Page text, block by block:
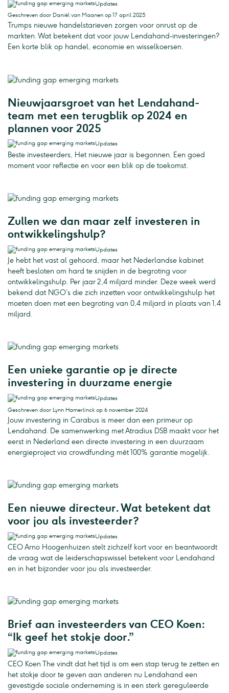
Updates
Geschreven door Daniël van Maanen op 17 april 2025
Trumps nieuwe handelstarieven zorgen voor onrust op de
markten. Wat betekent dat voor jouw Lendahand-investeringen?
Een korte blik op handel, economie en wisselkoersen.
Nieuwjaarsgroet van het Lendahand-
team met een terugblik op 2024 en
plannen voor 2025
Updates
Beste investeerders, Het nieuwe jaar is begonnen. Een goed
moment voor reflectie en voor een blik op de toekomst.
Zullen we dan maar zelf investeren in
ontwikkelingshulp?
Updates
Je hebt het vast al gehoord, maar het Nederlandse kabinet
heeft besloten om hard te snijden in de begroting voor
ontwikkelingshulp. Per jaar 2,4 miljard minder. Deze week werd
bekend dat NGO’s die zich inzetten voor ontwikkelingshulp het
moeten doen met een begroting van 0,4 miljard in plaats van 1,4
miljard.
Een unieke garantie op je directe
investering in duurzame energie
Updates
Geschreven door Lynn Hamerlinck op 6 november 2024
Jouw investering in Carabus is meer dan een primeur op
Lendahand. De samenwerking met Atradius DSB maakt voor het
eerst in Nederland een directe investering in een duurzaam
energieproject via crowdfunding mét 100% garantie mogelijk.
Een nieuwe directeur. Wat betekent dat
voor jou als investeerder?
Updates
CEO Arno Hoogenhuizen stelt zichzelf kort voor en beantwoordt
de vraag wat de leiderschapswissel betekent voor Lendahand
en in het bijzonder voor jou als investeerder.
Brief aan investeerders van CEO Koen:
“Ik geef het stokje door.”
Updates
CEO Koen The vindt dat het tijd is om een stap terug te zetten en
het stokje door te geven aan anderen nu Lendahand een
gevestigde sociale onderneming is in een sterk gereguleerde